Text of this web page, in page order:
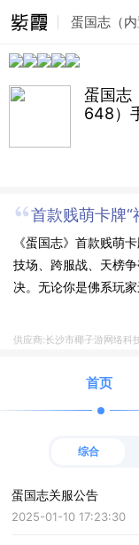
蛋国志（
648）手游
蛋国志
648）
首款贱萌卡牌“
《蛋国志》首款贱萌
技场、跨服战、天榜
决。无论你是佛系玩
画风Q萌可爱，加入
供应商:长沙市椰子游网络科
首页
综合
蛋国志关服公告
2025-01-10 17:23:30